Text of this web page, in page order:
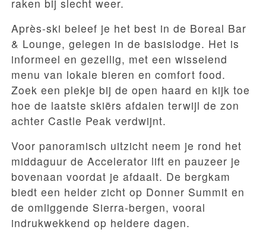
raken bij slecht weer.
Après-ski beleef je het best in de Boreal Bar
& Lounge, gelegen in de basislodge. Het is
informeel en gezellig, met een wisselend
menu van lokale bieren en comfort food.
Zoek een plekje bij de open haard en kijk toe
hoe de laatste skiërs afdalen terwijl de zon
achter Castle Peak verdwijnt.
Voor panoramisch uitzicht neem je rond het
middaguur de Accelerator lift en pauzeer je
bovenaan voordat je afdaalt. De bergkam
biedt een helder zicht op Donner Summit en
de omliggende Sierra-bergen, vooral
indrukwekkend op heldere dagen.